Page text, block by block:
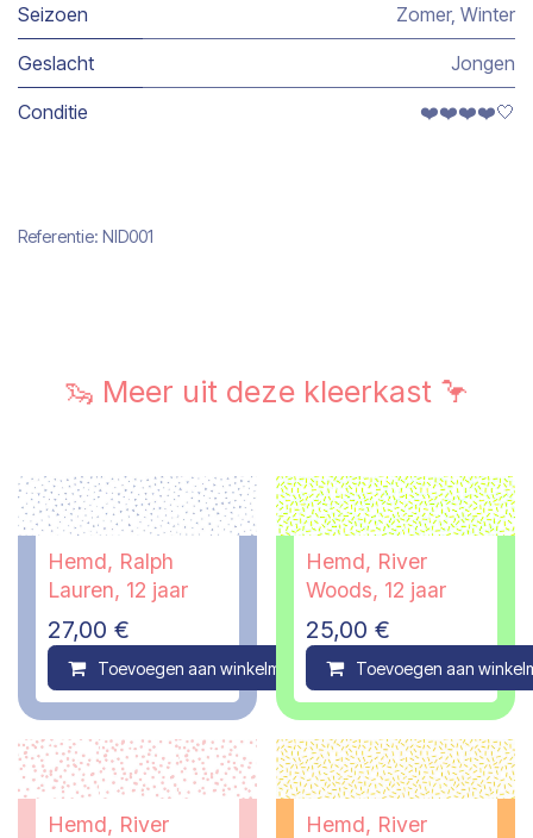
Seizoen Zomer, Winter
Geslacht Jongen
Conditie ❤️❤️❤️❤️🤍
Referentie: NID001
🦦 Meer uit deze kleerkast 🦩
Hemd, Ralph
Lauren, 12 jaar
27,00 €
Toevoegen aan winkelmandje Compare
Hemd, River
Woods, 12 jaar
25,00 €
Toevoegen aan
Hemd, River
Hemd, River